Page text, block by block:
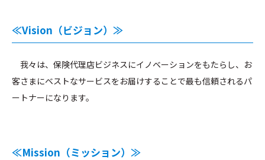
≪Vision（ビジョン）≫
我々は、保険代理店ビジネスにイノベーションをもたらし、お
客さまにベストなサービスをお届けすることで最も信頼されるパ
ートナーになります。
≪Mission（ミッション）≫